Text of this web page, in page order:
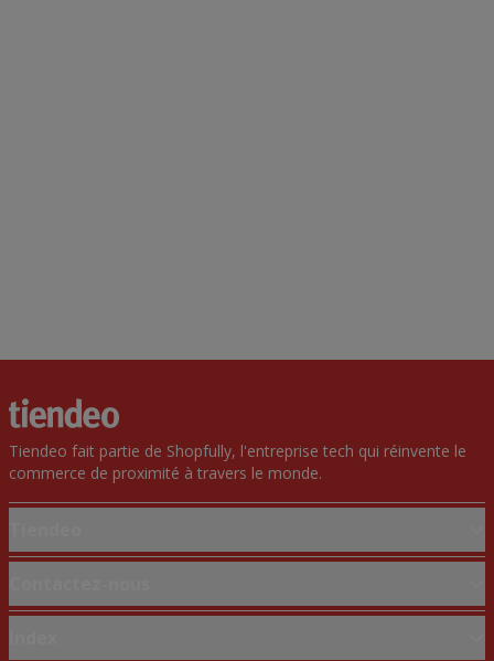
Tiendeo fait partie de Shopfully, l'entreprise tech qui réinvente le
commerce de proximité à travers le monde.
Solutions professionnelles